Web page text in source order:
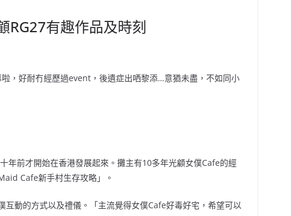
RG27有趣作品及時刻
，好耐冇經歷過event，後遺症出哂黎添…意猶未盡，不如同小
年前才開始在香港發展起來。攤主有10多年光顧女僕Cafe的經
Cafe新手村生存攻略」。
動的方式以及禮儀。「主流覺得女僕Cafe好毒好宅，希望可以